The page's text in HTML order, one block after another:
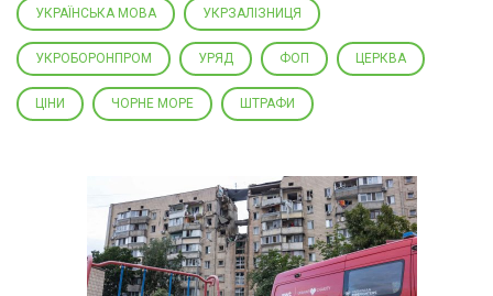
УКРАЇНСЬКА МОВА УКРЗАЛІЗНИЦЯ
УКРОБОРОНПРОМ УРЯД ФОП ЦЕРКВА
ЦІНИ ЧОРНЕ МОРЕ ШТРАФИ